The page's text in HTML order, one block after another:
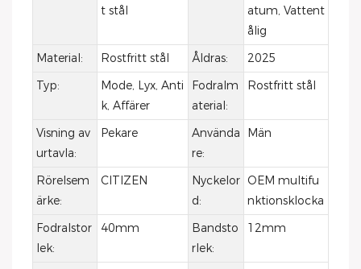
t stål
atum, Vattent
ålig
Material:
Rostfritt stål Åldras:
2025
Typ:
Mode, Lyx, Anti
k, Affärer
Fodralm
aterial:
Rostfritt stål
Visning av
urtavla:
Pekare
Använda
re:
Män
Rörelsem
ärke:
CITIZEN
Nyckelor
d:
OEM multifu
nktionsklocka
Fodralstor
lek:
40mm
Bandsto
rlek:
12mm